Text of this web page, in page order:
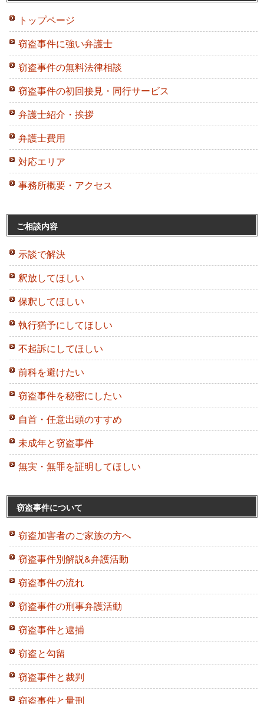
トップページ
窃盗事件に強い弁護士
窃盗事件の無料法律相談
窃盗事件の初回接見・同行サービス
弁護士紹介・挨拶
弁護士費用
対応エリア
事務所概要・アクセス
ご相談内容
示談で解決
釈放してほしい
保釈してほしい
執行猶予にしてほしい
不起訴にしてほしい
前科を避けたい
窃盗事件を秘密にしたい
自首・任意出頭のすすめ
未成年と窃盗事件
無実・無罪を証明してほしい
窃盗事件について
窃盗加害者のご家族の方へ
窃盗事件別解説&弁護活動
窃盗事件の流れ
窃盗事件の刑事弁護活動
窃盗事件と逮捕
窃盗と勾留
窃盗事件と裁判
窃盗事件と量刑